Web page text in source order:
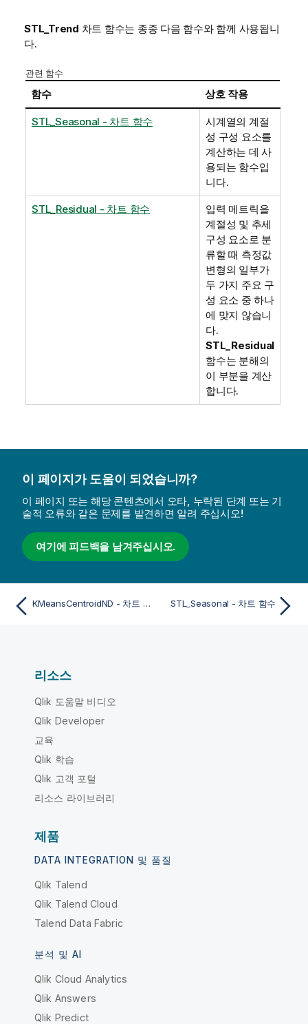
STL_Trend 차트 함수는 종종 다음 함수와 함께 사용됩니
다.
관련 함수
함수 상호 작용
STL_Seasonal - 차트 함수
시계열의 계절
성 구성 요소를
계산하는 데 사
용되는 함수입
니다.
STL_Residual - 차트 함수
입력 메트릭을
계절성 및 추세
구성 요소로 분
류할 때 측정값
변형의 일부가
두 가지 주요 구
성 요소 중 하나
에 맞지 않습니
다.
STL_Residual
함수는 분해의
이 부분을 계산
합니다.
이 페이지가 도움이 되었습니까?
이 페이지 또는 해당 콘텐츠에서 오타, 누락된 단계 또는 기
술적 오류와 같은 문제를 발견하면 알려 주십시오!
여기에 피드백을 남겨주십시오.
KMeansCentroidND - 차트 함수 STL_Seasonal - 차트 함수
리소스
Qlik 도움말 비디오
Qlik Developer
교육
Qlik 학습
Qlik 고객 포털
리소스 라이브러리
제품
DATA INTEGRATION 및 품질
Qlik Talend
Qlik Talend Cloud
Talend Data Fabric
분석 및 AI
Qlik Cloud Analytics
Qlik Answers
Qlik Predict